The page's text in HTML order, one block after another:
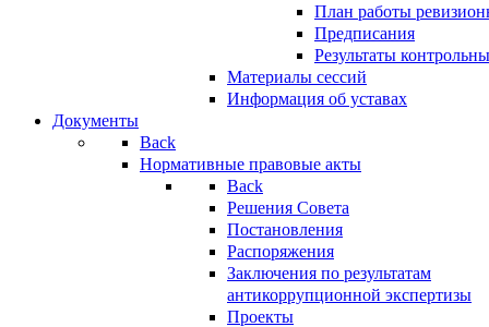
План работы
Предписания
Результаты
Материалы сессий
Информация об уставах
Документы
Back
Нормативные правовые акты
Back
Решения Совета
Постановления
Распоряжения
Заключения по результатам
антикоррупционной экспертизы
Проекты